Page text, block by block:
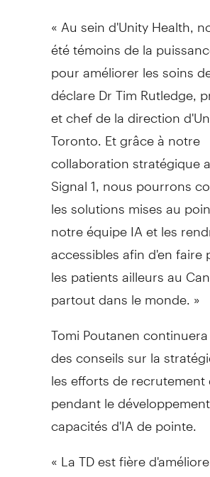
« Au sein d'Unity Health,
été témoins de la
pour améliorer les soins
déclare Dr Tim Rutledge,
et chef de la direction
Toronto. Et grâce à notre
collaboration stratégique
Signal 1, nous pourrons
les solutions mises au
notre équipe IA et les
accessibles afin d'en faire
les patients ailleurs au
partout dans le monde. »
Tomi Poutanen
des conseils sur la
les efforts de recrutement
pendant le
capacités d'IA de pointe.
« La TD est fière